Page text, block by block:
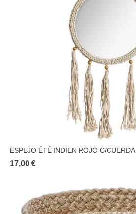
ESPEJO ÉTÉ INDIEN ROJO C/
17,00 €